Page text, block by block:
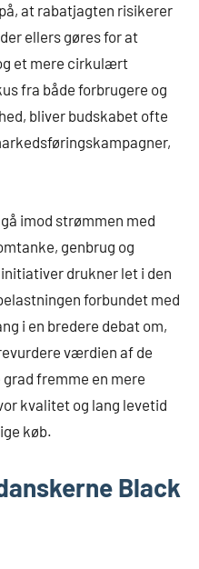
at rabatjagten risikerer
ellers gøres for at
et mere cirkulært
fra både forbrugere og
bliver budskabet ofte
imod strømmen med
genbrug og
drukner let i den
forbundet med
i en bredere debat om,
værdien af de
fremme en mere
kvalitet og lang levetid
køb.
Black